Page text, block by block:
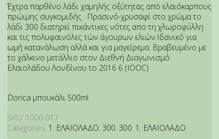
Έχτρα παρθένο λάδι χαμηλής οξύτητας από ελαιόκαρπους
πρώιμης συγκομιδής . Πρασινό-χρυσαφί στο χρώμα το
λάδι 300 διατηρεί πικάντικες νότες απο τη χλωροφύλλη
και τις πολυφαινόλες τών άγουρων ελιών.Ιδανικό για
ωμή κατανάλωση αλλά και για μαγείρεμα. Βραβευμένο με
το χάλκινο μετάλλιο στον Διεθνή Διαγωνισμό
Ελαιολάδου Λονδίνου το 2016 6 (IOOC)
Dorica μπουκάλι 500ml
SKU: 1000-017
Categories: 1. ΕΛΑΙΟΛΑΔΟ, 300, 300, 1. ΕΛΑΙΟΛΑΔΟ